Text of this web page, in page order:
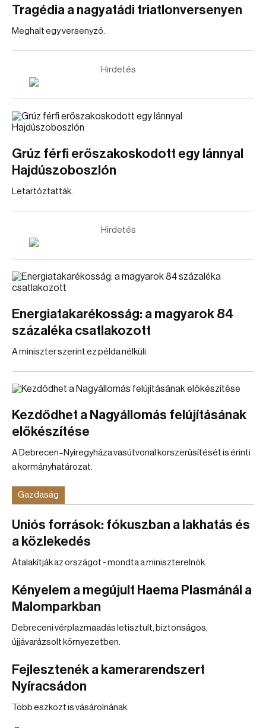
Tragédia a nagyatádi triatlonversenyen
Meghalt egy versenyző.
Hirdetés
Grúz férfi erőszakoskodott egy lánnyal
Hajdúszoboszlón
Letartóztatták.
Hirdetés
Energiatakarékosság: a magyarok 84
százaléka csatlakozott
A miniszter szerint ez példa nélküli.
Kezdődhet a Nagyállomás felújításának
előkészítése
A Debrecen–Nyíregyháza vasútvonal korszerűsítését is érinti
a kormányhatározat.
Gazdaság
Uniós források: fókuszban a lakhatás és
a közlekedés
Átalakítják az országot - mondta a miniszterelnök.
Kényelem a megújult Haema Plasmánál a
Malomparkban
Debreceni vérplazmaadás letisztult, biztonságos,
újjávarázsolt környezetben.
Fejlesztenék a kamerarendszert
Nyíracsádon
Több eszközt is vásárolnának.